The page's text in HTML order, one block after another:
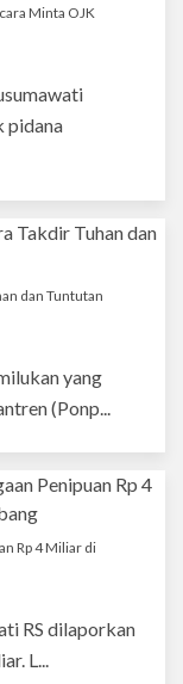
Minta OJK
pidana
dan Tuntutan
yang
(Ponp...
Rp 4 Miliar di
RS dilaporkan
L...